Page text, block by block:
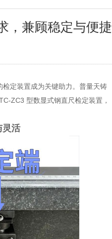
，兼顾稳定与便捷
定装置成为关键助力。普量天铸
ZC3 型数显式钢直尺检定装置，
灵活